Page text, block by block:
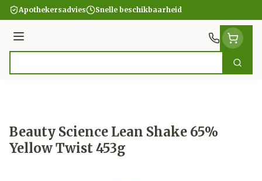
Ga naar de inhoud
Apothekersadvies Snelle beschikbaarheid
Menu
Zoek
Beauty Science Lean Shake 65%
Yellow Twist 453g